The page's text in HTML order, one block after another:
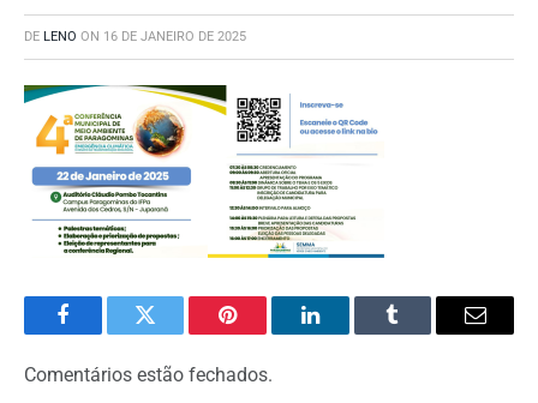
DE LENO ON 16 DE JANEIRO DE 2025
FacebookTwitter Pinterest LinkedInTumblr Email
Comentários estão fechados.